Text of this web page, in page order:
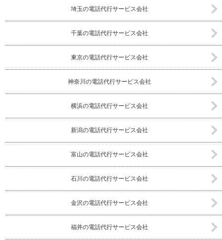
埼玉の電話代行サービス会社
千葉の電話代行サービス会社
東京の電話代行サービス会社
神奈川の電話代行サービス会社
横浜の電話代行サービス会社
新潟の電話代行サービス会社
富山の電話代行サービス会社
石川の電話代行サービス会社
金沢の電話代行サービス会社
福井の電話代行サービス会社